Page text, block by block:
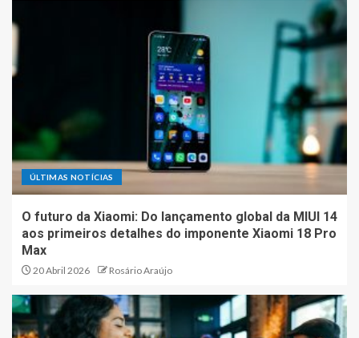
ÚLTIMAS NOTÍCIAS
O futuro da Xiaomi: Do lançamento global da MIUI 14
aos primeiros detalhes do imponente Xiaomi 18 Pro
Max
20 Abril 2026 Rosário Araújo